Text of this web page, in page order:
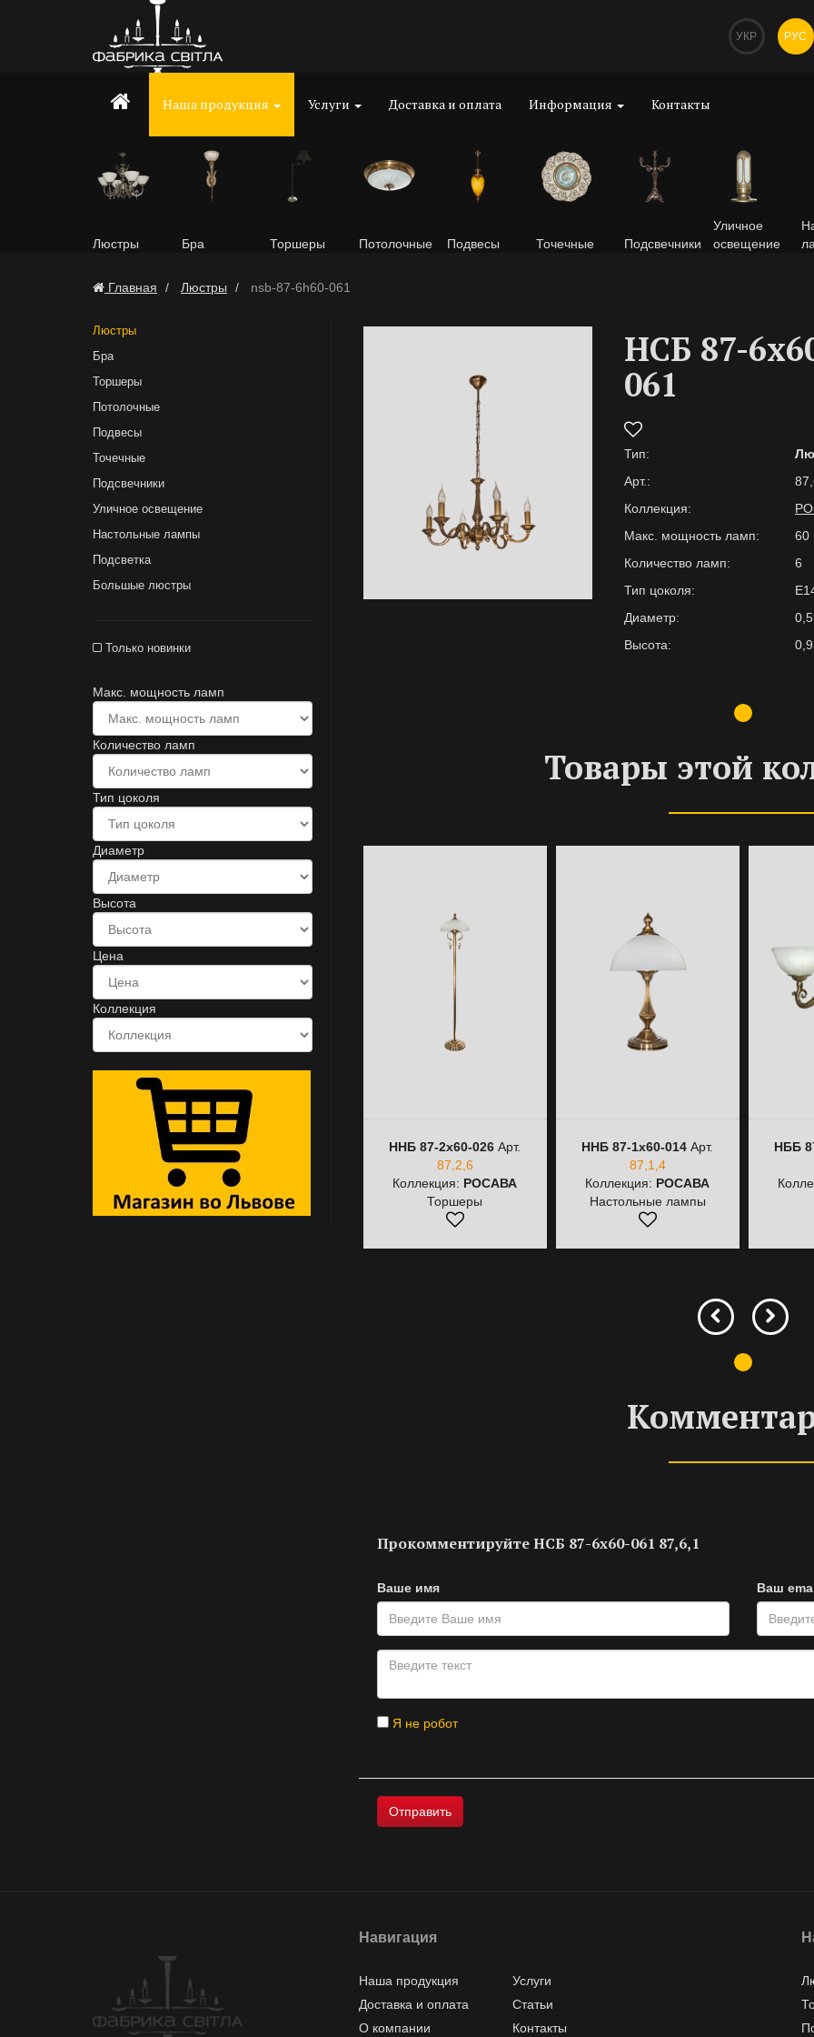
УКР РУС
Наша продукция Услуги Доставка и оплата Информация Контакты
Люстры Бра Торшеры Потолочные Подвесы Точечные Подсвечники
Уличное
освещение
Главная Люстры nsb-87-6h60-061
Люстры
Бра
Торшеры
Потолочные
Подвесы
Точечные
Подсвечники
Уличное освещение
Настольные лампы
Подсветка
Большые люстры
Только новинки
Макс. мощность ламп
Количество ламп
Тип цоколя
Диаметр
Высота
Цена
Коллекция
НСБ 87-
061
Тип:
Арт.:
Коллекция:
Макс. мощность ламп:
60
Количество ламп:
6
Тип цоколя:
Диаметр:
Высота:
Товары этой
ННБ 87-2х60-026 Арт.
87,2,6
Коллекция: РОСАВА
Торшеры
ННБ 87-1х60-014 Арт.
87,1,4
Коллекция: РОСАВА
Настольные лампы
НББ
Прокомментируйте НСБ 87-6х60-061 87,6,1
Ваше имя Ваш
Я не робот
Навигация
Наша продукция
Услуги
Доставка и оплата
Статьи
О компании
Контакты